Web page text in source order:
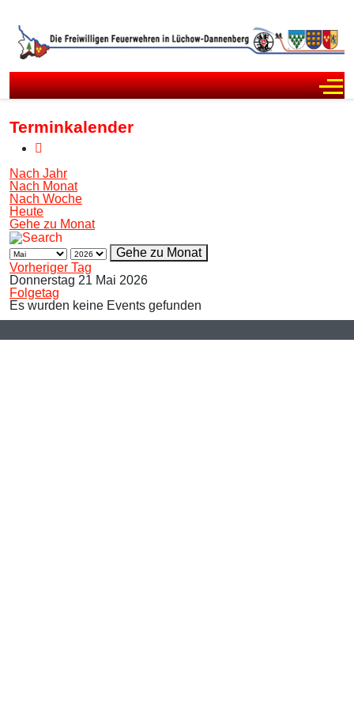
Terminkalender
Nach Jahr
Nach Monat
Nach Woche
Heute
Gehe zu Monat
Gehe zu Monat
Vorheriger Tag
Donnerstag 21 Mai 2026
Folgetag
Es wurden keine Events gefunden